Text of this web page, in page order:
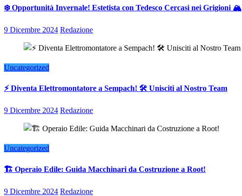
❄️ Opportunità Invernale! Estetista con Tedesco Cercasi nei Grigioni 🏔️
9 Dicembre 2024 Redazione
Uncategorized
⚡ Diventa Elettromontatore a Sempach! 🛠️ Unisciti al Nostro Team
9 Dicembre 2024 Redazione
Uncategorized
🏗️ Operaio Edile: Guida Macchinari da Costruzione a Root!
9 Dicembre 2024 Redazione